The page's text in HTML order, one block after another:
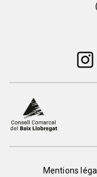
Mentions